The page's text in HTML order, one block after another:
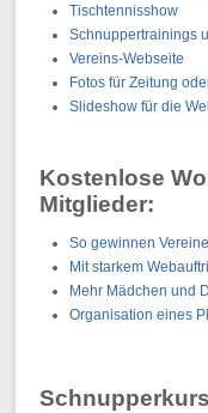
Tischtennisshow
Schnuppertrainings
Vereins-Webseite
Fotos für Zeitung
Slideshow für die
Kostenlose
Mitglieder:
So gewinnen
Mit starkem
Mehr Mädchen und
Organisation eines